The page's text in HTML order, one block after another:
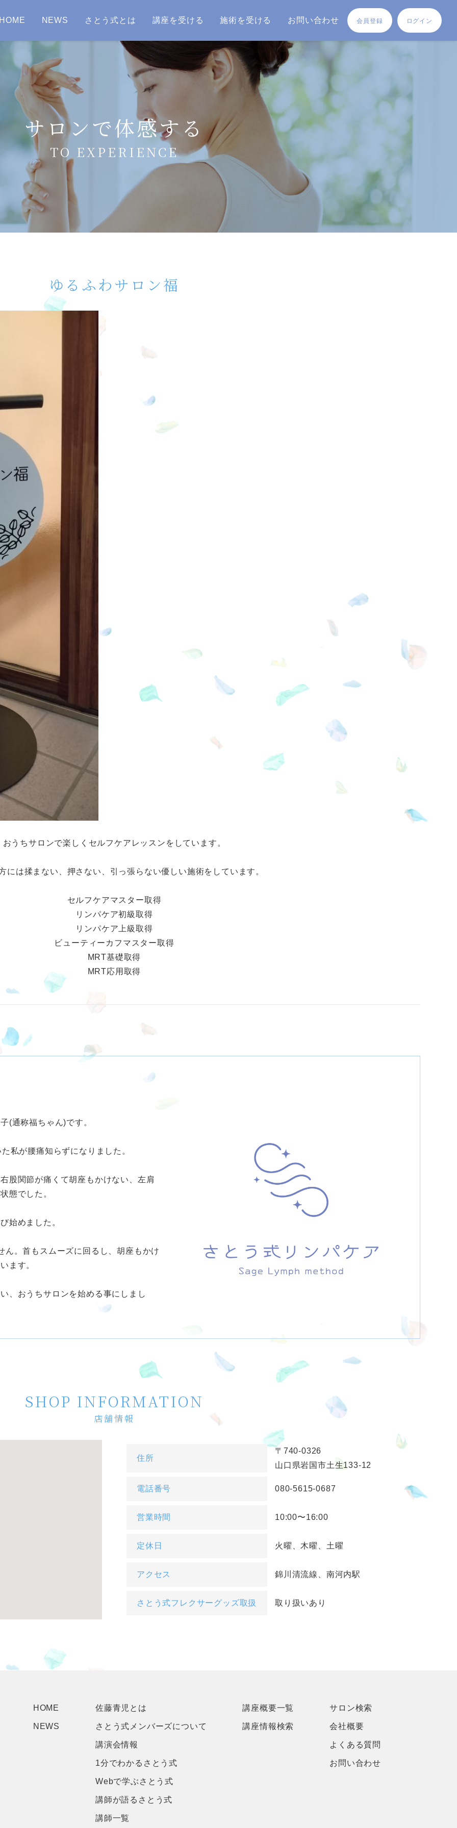
NEWS さとう式とは 講座を受ける 施術を受ける お問い合わせ 会員登録 ログイン
サロンで体感する
TO EXPERIENCE
ゆるふわサロン福
おうちサロンで楽しくセルフケアレッスンをしています。
には揉まない、押さない、引っ張らない優しい施術をしています。
セルフケアマスター取得
リンパケア初級取得
リンパケア上級取得
ビューティーカフマスター取得
MRT基礎取得
MRT応用取得
(通称福ちゃん)です。
私が腰痛知らずになりました。
股関節が痛くて胡座もかけない、左肩
態でした。
始めました。
。首もスムーズに回るし、胡座もかけ
ます。
、おうちサロンを始める事にしまし
SHOP INFORMATION
店舗情報
住所
〒740-0326
山口県岩国市土生133-12
電話番号 080-5615-0687
営業時間 10:00〜16:00
定休日 火曜、木曜、土曜
アクセス 錦川清流線、南河内駅
さとう式フレクサーグッズ取扱 取り扱いあり
HOME
NEWS
佐藤青児とは
さとう式メンバーズについて
講演会情報
1分でわかるさとう式
Webで学ぶさとう式
講師が語るさとう式
講師一覧
講座概要一覧
講座情報検索
サロン検索
会社概要
よくある質問
お問い合わせ